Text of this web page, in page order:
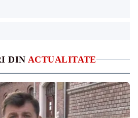
DIN ACTUALITATE